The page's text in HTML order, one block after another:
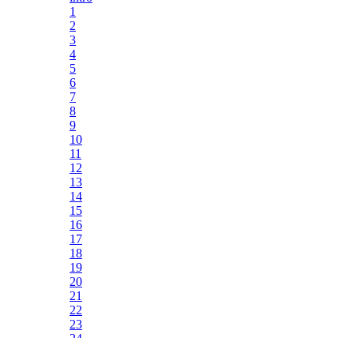
1
2
3
4
5
6
7
8
9
10
11
12
13
14
15
16
17
18
19
20
21
22
23